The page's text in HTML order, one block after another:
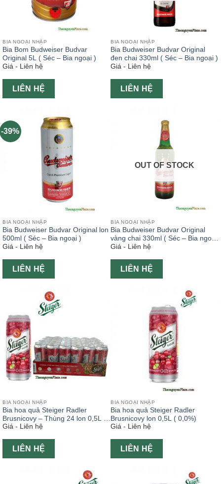
BIA NGOẠI NHẬP
Bia Bom Budweiser Budvar
Original 5L ( Séc – Bia ngoại )
Giá - Liên hệ
LIÊN HỆ
BIA NGOẠI NHẬP
Bia Budweiser Budvar Original
đen chai 330ml ( Séc – Bia ngoại )
Giá - Liên hệ
LIÊN HỆ
-39%
BIA NGOẠI NHẬP
Bia Budweiser Budvar Original lon
500ml ( Séc – Bia ngoại )
Giá - Liên hệ
LIÊN HỆ
OUT OF STOCK
BIA NGOẠI NHẬP
Bia Budweiser Budvar Original
vàng chai 330ml ( Séc – Bia ngoại
)
Giá - Liên hệ
LIÊN HỆ
BIA NGOẠI NHẬP
Bia hoa quả Steiger Radler
Brusnicovy – Thùng 24 lon 0,5L (
0,0%)
Giá - Liên hệ
LIÊN HỆ
BIA NGOẠI NHẬP
Bia hoa quả Steiger Radler
Brusnicovy lon 0,5L ( 0,0%)
Giá - Liên hệ
LIÊN HỆ